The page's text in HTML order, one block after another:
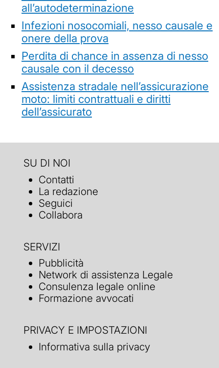
all’autodeterminazione
Infezioni nosocomiali, nesso causale e
onere della prova
Perdita di chance in assenza di nesso
causale con il decesso
Assistenza stradale nell’assicurazione
moto: limiti contrattuali e diritti
dell’assicurato
SU DI NOI
Contatti
La redazione
Seguici
Collabora
SERVIZI
Pubblicità
Network di assistenza Legale
Consulenza legale online
Formazione avvocati
PRIVACY E IMPOSTAZIONI
Informativa sulla privacy